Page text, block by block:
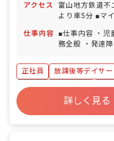
年度により変更
／取得率100％
OK） 慶弔休暇
得率100％・復帰率
アクセス
富山地方鉄道不
より車5分 ■マイカー・バイク・自転車
仕事内容
■仕事内容 ・児
務全般 ・発達
年に一回のモニ
・書類の監査 ■日々の活動 ・学校終了後
の安心安全な環
楽しめる療育
の自然散策 ・
お絵描きや工作 ・実験 ■
正社員
放課後等デイサー
ボーナス・賞与あり
社
福利厚生充実
退職金制度
詳しく見る